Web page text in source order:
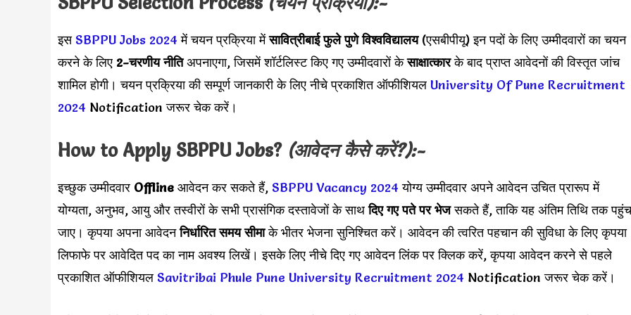
इस SBPPU Jobs 2024 में चयन प्रक्रिया मेंसावित्रीबाई फुले पुणे विश्वविद्यालय(एसबीपीयू) इन पदों के लिए उम्मीदवारों का चयन
करने के लिए 2-चरणीय नीतिअपनाएगा, जिसमें शॉर्टलिस्ट किए गए उम्मीदवारों केसाक्षात्कारके बाद प्राप्त आवेदनों की विस्तृत जांच
शामिल होगी। चयन प्रक्रिया की सम्पूर्ण जानकारी के लिए नीचे प्रकाशित ऑफीशियल University Of Pune Recruitment
2024 Notification जरूर चेक करें।
How to Apply SBPPU Jobs? (आवेदन कैसे करें?):-
इच्छुक उम्मीदवार Offline आवेदन कर सकते हैं, SBPPU Vacancy 2024 योग्य उम्मीदवार अपने आवेदन उचित प्रारूप में
योग्यता, अनुभव, आयु और तस्वीरों के सभी प्रासंगिक दस्तावेजों के साथदिए गए पते पर भेजसकते हैं, ताकि यह अंतिम तिथि तक पहुंच
जाए। कृपया अपना आवेदननिर्धारित समय सीमाके भीतर भेजना सुनिश्चित करें। आवेदन की त्वरित पहचान की सुविधा के लिए कृपया
लिफाफे पर आवेदित पद का नाम अवश्य लिखें। इसके लिए नीचे दिए गए आवेदन लिंक पर क्लिक करें, कृपया आवेदन करने से पहले
प्रकाशित ऑफीशियल Savitribai Phule Pune University Recruitment 2024 Notification जरूर चेक करें।